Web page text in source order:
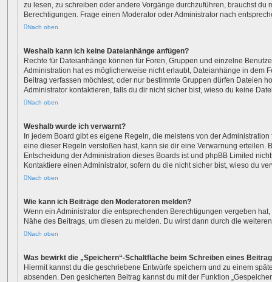
zu lesen, zu schreiben oder andere Vorgänge durchzuführen, brauchst du
Berechtigungen. Frage einen Moderator oder Administrator nach
Nach oben
Weshalb kann ich keine Dateianhänge anfügen?
Rechte für Dateianhänge können für Foren, Gruppen und einzelne
Administration hat es möglicherweise nicht erlaubt, Dateianhänge in dem
Beitrag verfassen möchtest, oder nur bestimmte Gruppen dürfen Dateien
Administrator kontaktieren, falls du dir nicht sicher bist, wieso du keine
Nach oben
Weshalb wurde ich verwarnt?
In jedem Board gibt es eigene Regeln, die meistens von der
eine dieser Regeln verstoßen hast, kann sie dir eine Verwarnung erteilen.
Entscheidung der Administration dieses Boards ist und phpBB Limited
Kontaktiere einen Administrator, sofern du die nicht sicher bist, wieso du
Nach oben
Wie kann ich Beiträge den Moderatoren melden?
Wenn ein Administrator die entsprechenden Berechtigungen vergeben
Nähe des Beitrags, um diesen zu melden. Du wirst dann durch die
Nach oben
Was bewirkt die „Speichern“-Schaltfläche beim Schreiben eines
Hiermit kannst du die geschriebene Entwürfe speichern und zu einem
absenden. Den gesicherten Beitrag kannst du mit der Funktion